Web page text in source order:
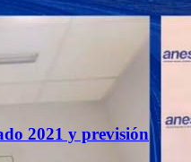
2021 y previsión